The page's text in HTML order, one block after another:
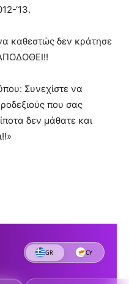
‘13.
καθεστώς δεν κράτησε
Συνεχίστε να
που σας
δεν μάθατε και